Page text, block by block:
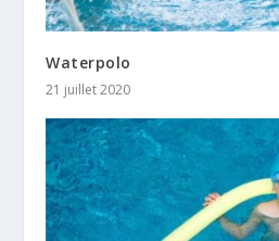
Waterpolo
21 juillet 2020